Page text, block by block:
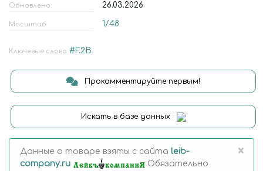
Обновлено 26.03.2026
Масштаб 1/48
Ключевые слова #F.2B
Прокомментируйте первым!
Искать в базе данных
Данные о товаре взяты с сайта leib-
company.ru
Обязательно
×